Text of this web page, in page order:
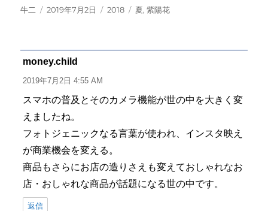
投
牛二
投
2019年7月2日
カ
2018
タ
夏,紫陽花
money.child
り:
2019年7月2日 4:55 AM
スマホの普及とそのカメラ機能が世の中を大きく変
えましたね。
フォトジェニックなる言葉が使われ、インスタ映え
が商業機会を変える。
商品もさらにお店の造りさえも変えておしゃれなお
店・おしゃれな商品が話題になる世の中です。
返信